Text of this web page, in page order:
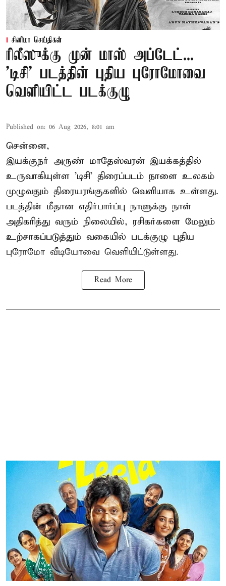
சினிமா செய்திகள்
ரிலீஸுக்கு முன் மாஸ் அப்டேட்...
'டிசி' படத்தின் புதிய புரோமோவை
வெளியிட்ட படக்குழு
Published on: 06 Aug 2026, 8:01 am
சென்னை,
இயக்குநர் அருண் மாதேஸ்வரன் இயக்கத்தில்
உருவாகியுள்ள 'டிசி' திரைப்படம் நாளை உலகம்
முழுவதும் திரையரங்குகளில் வெளியாக உள்ளது.
படத்தின் மீதான எதிர்பார்ப்பு நாளுக்கு நாள்
அதிகரித்து வரும் நிலையில், ரசிகர்களை மேலும்
உற்சாகப்படுத்தும் வகையில் படக்குழு புதிய
புரோமோ வீடியோவை வெளியிட்டுள்ளது.
Read More